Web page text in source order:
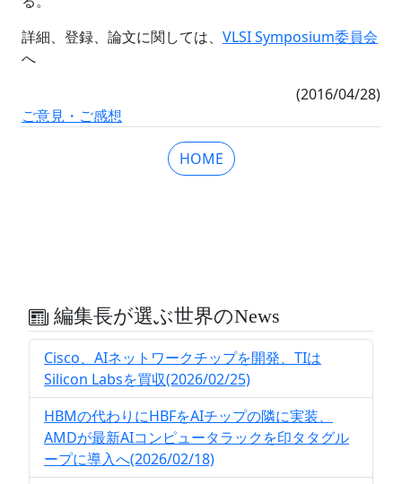
詳細、登録、論文に関しては、 VLSI Symposium委員会
へ
(2016/04/28)
ご意見・ご感想
HOME
編集長が選ぶ世界のNews
Cisco、AIネットワークチップを開発、TIは
Silicon Labsを買収(2026/02/25)
HBMの代わりにHBFをAIチップの隣に実装、
AMDが最新AIコンピュータラックを印タタグル
ープに導入へ(2026/02/18)